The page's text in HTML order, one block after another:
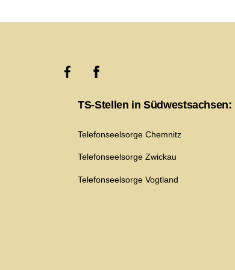
TS-Stellen in Südwestsachsen:
Telefonseelsorge Chemnitz
Telefonseelsorge Zwickau
Telefonseelsorge Vogtland